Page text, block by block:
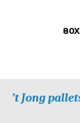
’t Jong